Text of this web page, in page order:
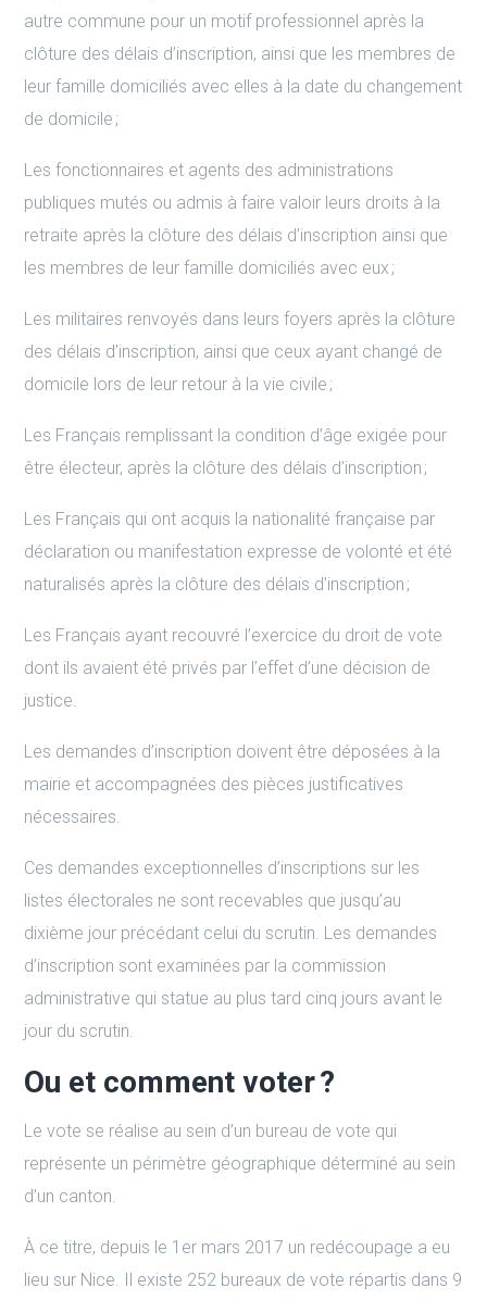
autre commune pour un motif professionnel après la
clôture des délais d’inscription, ainsi que les membres de
leur famille domiciliés avec elles à la date du changement
de domicile ;
Les fonctionnaires et agents des administrations
publiques mutés ou admis à faire valoir leurs droits à la
retraite après la clôture des délais d’inscription ainsi que
les membres de leur famille domiciliés avec eux ;
Les militaires renvoyés dans leurs foyers après la clôture
des délais d’inscription, ainsi que ceux ayant changé de
domicile lors de leur retour à la vie civile ;
Les Français remplissant la condition d’âge exigée pour
être électeur, après la clôture des délais d’inscription ;
Les Français qui ont acquis la nationalité française par
déclaration ou manifestation expresse de volonté et été
naturalisés après la clôture des délais d’inscription ;
Les Français ayant recouvré l’exercice du droit de vote
dont ils avaient été privés par l’effet d’une décision de
justice.
Les demandes d’inscription doivent être déposées à la
mairie et accompagnées des pièces justificatives
nécessaires.
Ces demandes exceptionnelles d’inscriptions sur les
listes électorales ne sont recevables que jusqu’au
dixième jour précédant celui du scrutin. Les demandes
d’inscription sont examinées par la commission
administrative qui statue au plus tard cinq jours avant le
jour du scrutin.
Ou et comment voter ?
Le vote se réalise au sein d’un bureau de vote qui
représente un périmètre géographique déterminé au sein
d’un canton.
À ce titre, depuis le 1er mars 2017 un redécoupage a eu
lieu sur Nice. Il existe 252 bureaux de vote répartis dans 9